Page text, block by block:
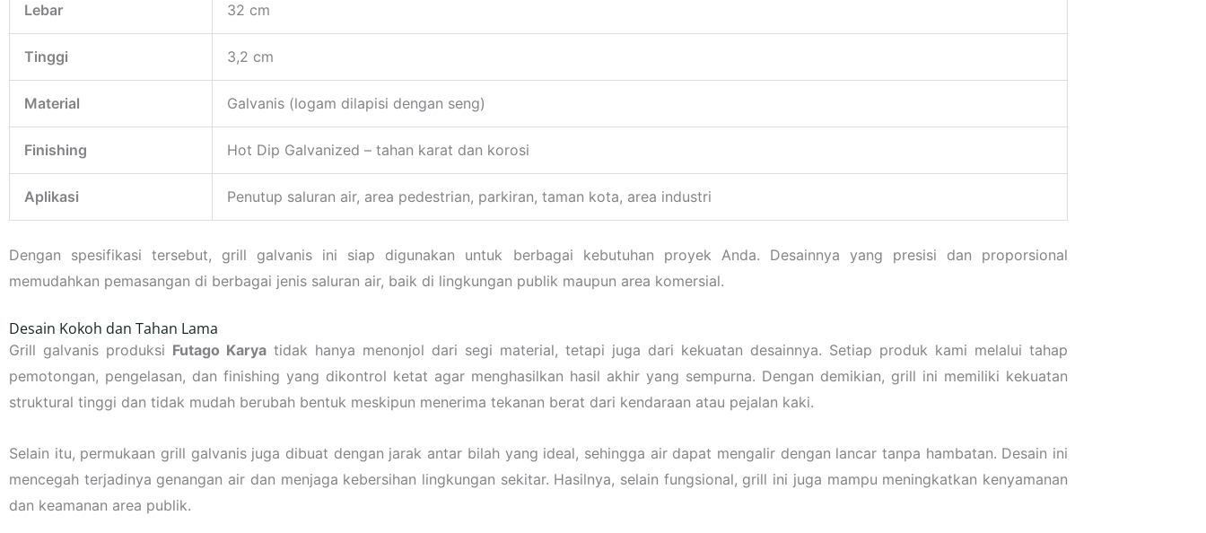
Lebar 32 cm
Tinggi 3,2 cm
Material Galvanis (logam dilapisi dengan seng)
Finishing Hot Dip Galvanized – tahan karat dan korosi
Aplikasi Penutup saluran air, area pedestrian, parkiran, taman kota, area industri
Dengan spesifikasi tersebut, grill galvanis ini siap digunakan untuk berbagai kebutuhan proyek Anda. Desainnya yang presisi dan proporsional
memudahkan pemasangan di berbagai jenis saluran air, baik di lingkungan publik maupun area komersial.
Desain Kokoh dan Tahan Lama
Grill galvanis produksi Futago Karya tidak hanya menonjol dari segi material, tetapi juga dari kekuatan desainnya. Setiap produk kami melalui tahap
pemotongan, pengelasan, dan finishing yang dikontrol ketat agar menghasilkan hasil akhir yang sempurna. Dengan demikian, grill ini memiliki kekuatan
struktural tinggi dan tidak mudah berubah bentuk meskipun menerima tekanan berat dari kendaraan atau pejalan kaki.
Selain itu, permukaan grill galvanis juga dibuat dengan jarak antar bilah yang ideal, sehingga air dapat mengalir dengan lancar tanpa hambatan. Desain ini
mencegah terjadinya genangan air dan menjaga kebersihan lingkungan sekitar. Hasilnya, selain fungsional, grill ini juga mampu meningkatkan kenyamanan
dan keamanan area publik.